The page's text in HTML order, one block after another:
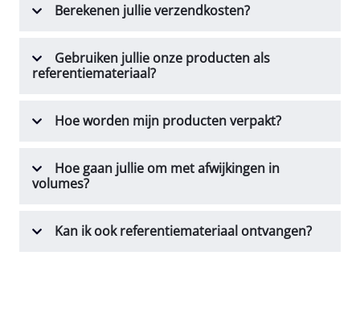
Berekenen jullie verzendkosten?
Gebruiken jullie onze producten als
referentiemateriaal?
Hoe worden mijn producten verpakt?
Hoe gaan jullie om met afwijkingen in
volumes?
Kan ik ook referentiemateriaal ontvangen?